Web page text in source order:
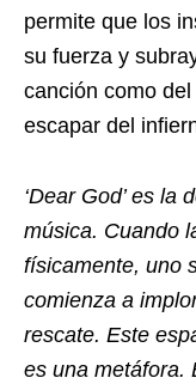
permite que los
su fuerza y
canción como
escapar del
‘Dear God’ es la
música. Cuando
físicamente, uno
comienza a
rescate. Este
es una metáfora.